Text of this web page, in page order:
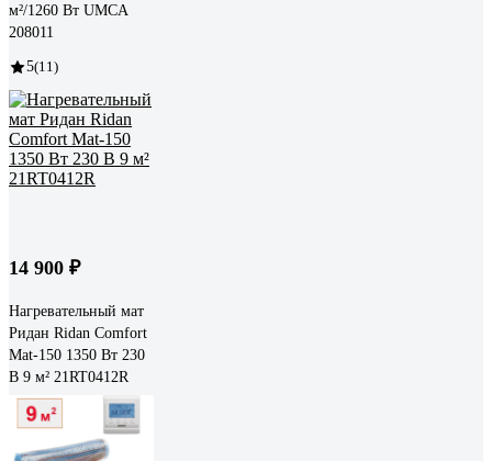
м²/1260 Вт UMCA
208011
5(11)
14 900 ₽
Нагревательный мат
Ридан Ridan Comfort
Mat-150 1350 Вт 230
В 9 м² 21RT0412R